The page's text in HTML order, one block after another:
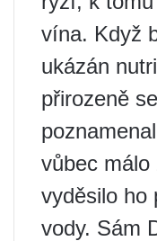
vína. Když
ukázán
přirozeně
vůbec málo
vyděsilo ho
vody. Sám